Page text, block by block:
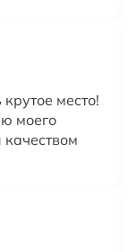
место!
моего